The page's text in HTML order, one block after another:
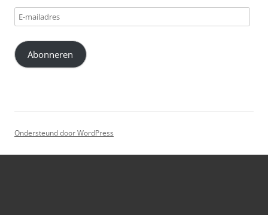
E-
mailadres
Abonneren
Ondersteund door WordPress